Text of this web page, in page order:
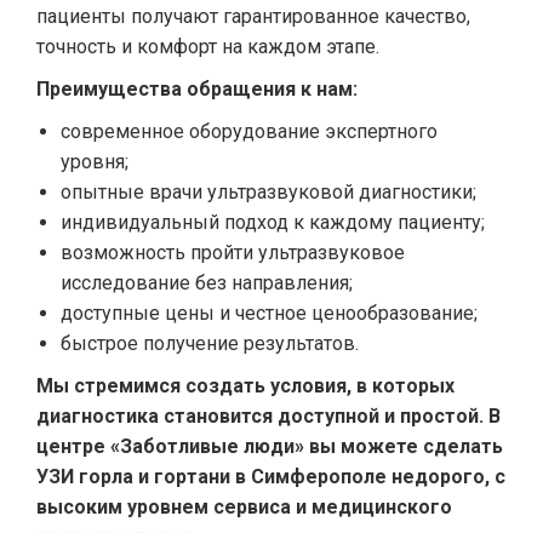
пациенты получают гарантированное качество,
точность и комфорт на каждом этапе.
Преимущества обращения к нам:
современное оборудование экспертного
уровня;
опытные врачи ультразвуковой диагностики;
индивидуальный подход к каждому пациенту;
возможность пройти ультразвуковое
исследование без направления;
доступные цены и честное ценообразование;
быстрое получение результатов.
Мы стремимся создать условия, в которых
диагностика становится доступной и простой. В
центре «Заботливые люди» вы можете сделать
УЗИ горла и гортани в Симферополе недорого, с
высоким уровнем сервиса и медицинского